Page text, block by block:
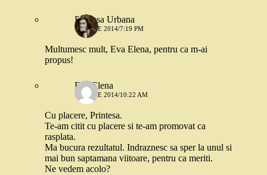
Printesa Urbana
17 IUNIE 2014/7:19 PM
Multumesc mult, Eva Elena, pentru ca m-ai
propus!
Eva Elena
18 IUNIE 2014/10:22 AM
Cu placere, Printesa.
Te-am citit cu placere si te-am promovat ca
rasplata.
Ma bucura rezultatul. Indraznesc sa sper la unul si
mai bun saptamana viitoare, pentru ca meriti.
Ne vedem acolo?